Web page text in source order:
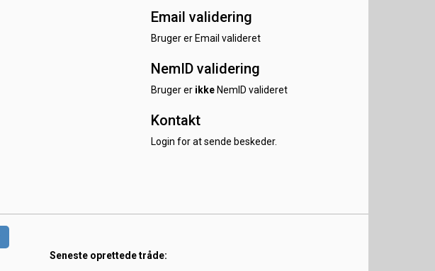
Email validering
Bruger er Email valideret
NemID validering
Bruger er ikke NemID valideret
Kontakt
Login for at sende beskeder.
Seneste oprettede tråde: